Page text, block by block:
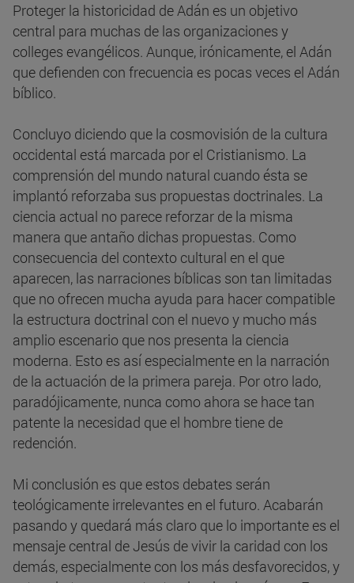
Proteger la historicidad de Adán es un objetivo
central para muchas de las organizaciones y
colleges evangélicos. Aunque, irónicamente, el Adán
que defienden con frecuencia es pocas veces el Adán
bíblico.
Concluyo diciendo que la cosmovisión de la cultura
occidental está marcada por el Cristianismo. La
comprensión del mundo natural cuando ésta se
implantó reforzaba sus propuestas doctrinales. La
ciencia actual no parece reforzar de la misma
manera que antaño dichas propuestas. Como
consecuencia del contexto cultural en el que
aparecen, las narraciones bíblicas son tan limitadas
que no ofrecen mucha ayuda para hacer compatible
la estructura doctrinal con el nuevo y mucho más
amplio escenario que nos presenta la ciencia
moderna. Esto es así especialmente en la narración
de la actuación de la primera pareja. Por otro lado,
paradójicamente, nunca como ahora se hace tan
patente la necesidad que el hombre tiene de
redención.
Mi conclusión es que estos debates serán
teológicamente irrelevantes en el futuro. Acabarán
pasando y quedará más claro que lo importante es el
mensaje central de Jesús de vivir la caridad con los
demás, especialmente con los más desfavorecidos, y